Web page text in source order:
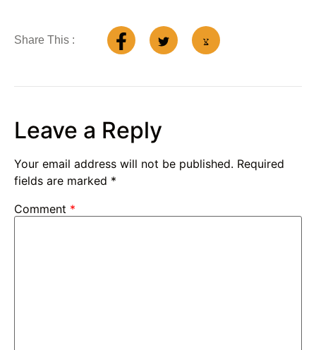
Share This :
Leave a Reply
Your email address will not be published. Required
fields are marked *
Comment *